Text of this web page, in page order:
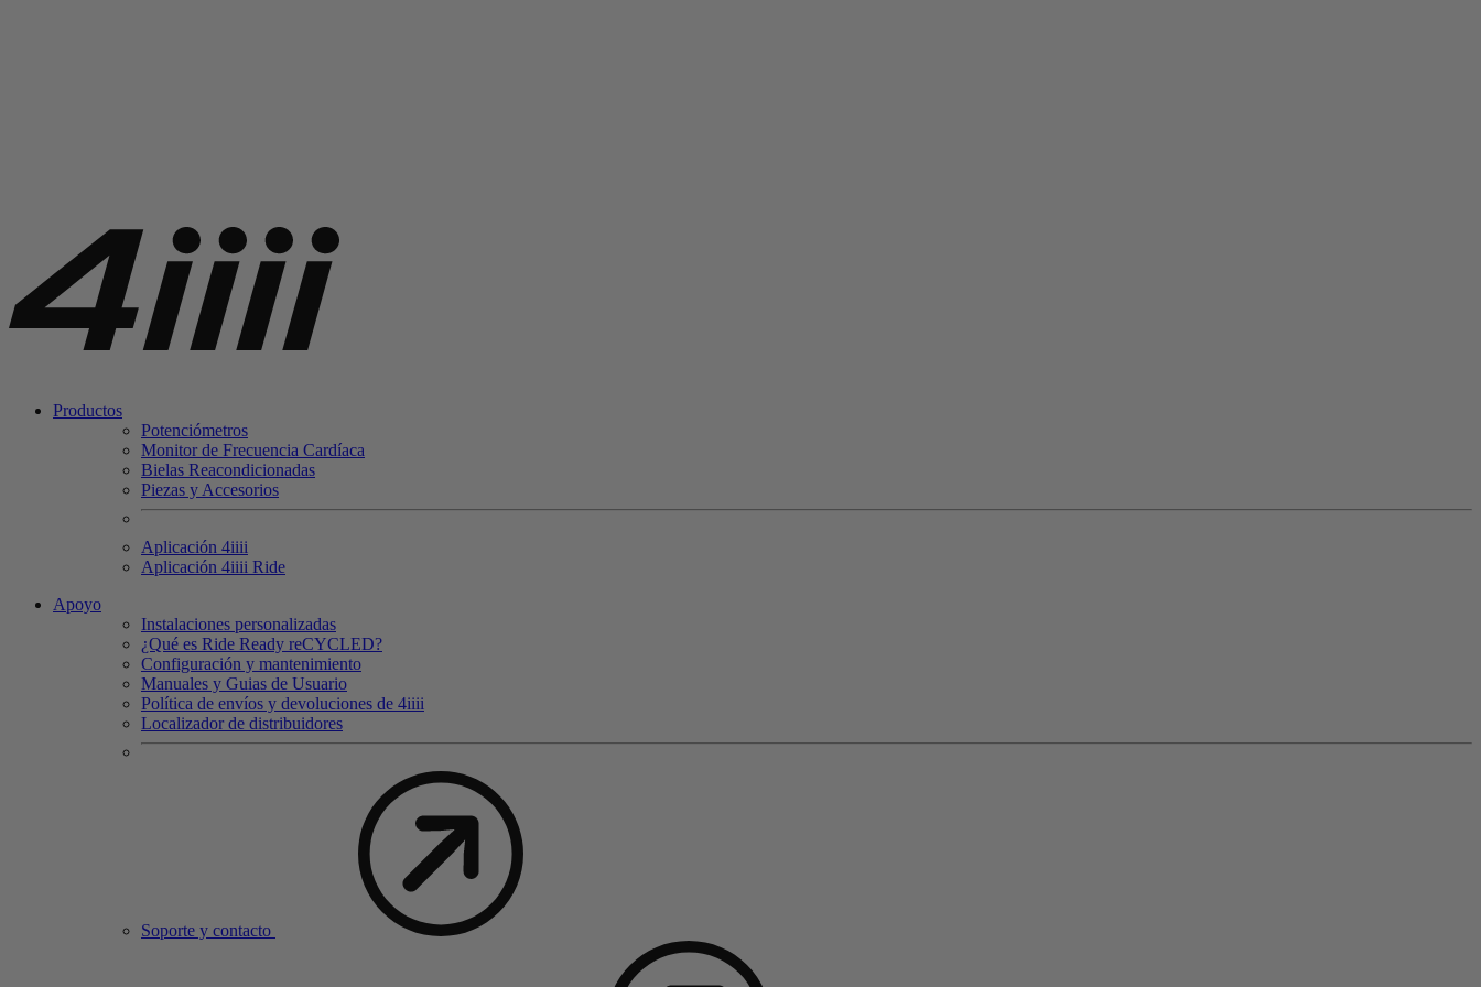
Productos
Potenciómetros
Monitor de Frecuencia Cardíaca
Bielas Reacondicionadas
Piezas y Accesorios
Aplicación 4iiii
Aplicación 4iiii Ride
Apoyo
Instalaciones personalizadas
¿Qué es Ride Ready reCYCLED?
Configuración y mantenimiento
Manuales y Guias de Usuario
Política de envíos y devoluciones de 4iiii
Localizador de distribuidores
Soporte y contacto